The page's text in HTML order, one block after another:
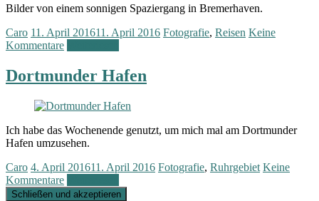
Bilder von einem sonnigen Spaziergang in Bremerhaven.
Caro 11. April 201611. April 2016 Fotografie, Reisen Keine
Kommentare
Dortmunder Hafen
Ich habe das Wochenende genutzt, um mich mal am Dortmunder
Hafen umzusehen.
Caro 4. April 201611. April 2016 Fotografie, Ruhrgebiet Keine
Kommentare